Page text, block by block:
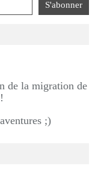
de la migration de
;)